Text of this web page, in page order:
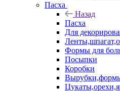
Пасха
Назад
Пасха
Для
Формы для
Посыпки
Коробки